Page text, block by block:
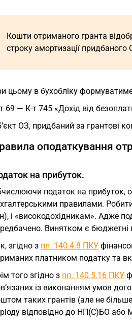
Кошти отриманого гранта
строку амортизації придбаного
цьому в бухобліку
69 — К-т 745 «Дохід від
ОЗ, придбаний за грантові
оподаткування
на прибуток.
податок на прибуток,
правилами.
і «високодохідникам». Адже
Винятком є бюджетні
згідно з пп. 140.4.8 ПКУ
платником податку та
того згідно з пп. 140.5.16 ПКУ
із виконанням умов
таких грантів (але не
відповідно до НП(С)БО або